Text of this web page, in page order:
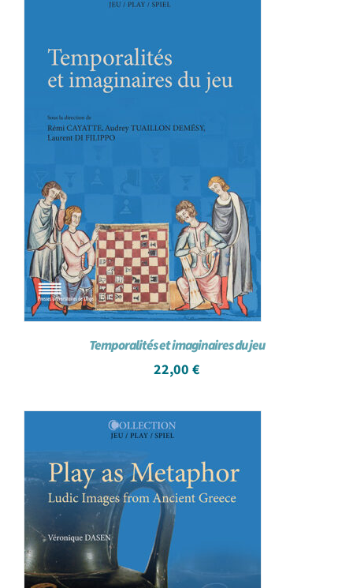
Panier WooCommerce
Temporalités et imaginaires du jeu
22,00 €